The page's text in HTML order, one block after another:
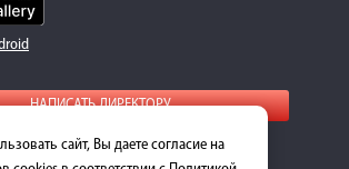
НАПИСАТЬ ДИРЕКТОРУ
подробной информации о стоимости
сайт, Вы даете согласие на